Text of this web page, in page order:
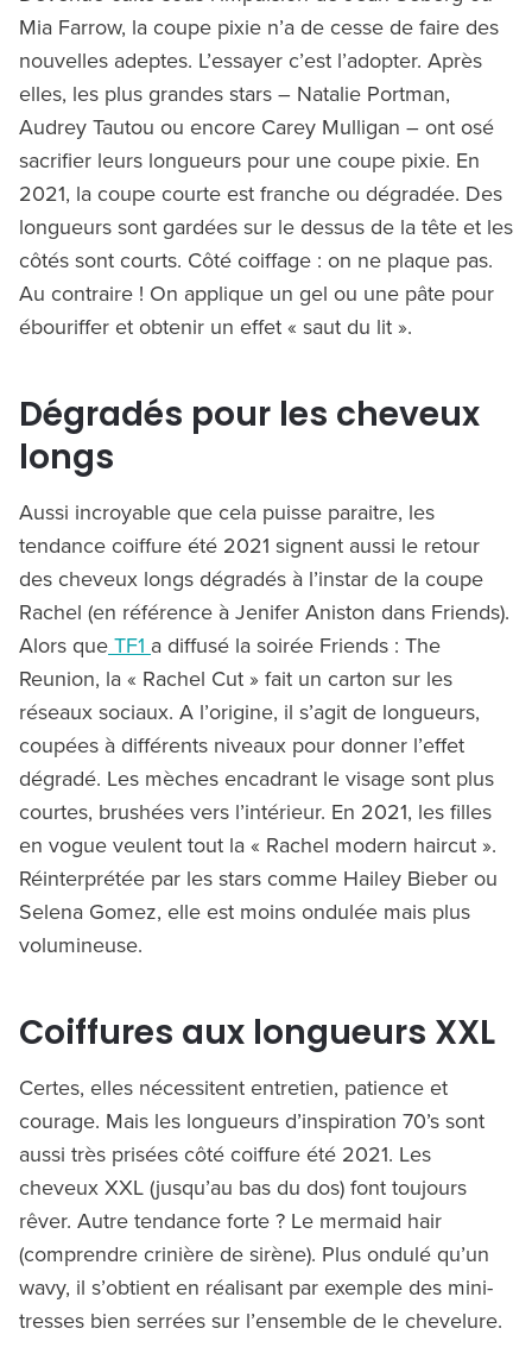
Mia Farrow, la coupe pixie n’a de cesse de faire des
nouvelles adeptes. L’essayer c’est l’adopter. Après
elles, les plus grandes stars – Natalie Portman,
Audrey Tautou ou encore Carey Mulligan – ont osé
sacrifier leurs longueurs pour une coupe pixie. En
2021, la coupe courte est franche ou dégradée. Des
longueurs sont gardées sur le dessus de la tête et les
côtés sont courts. Côté coiffage : on ne plaque pas.
Au contraire ! On applique un gel ou une pâte pour
ébouriffer et obtenir un effet « saut du lit ».
Dégradés pour les cheveux
longs
Aussi incroyable que cela puisse paraitre, les
tendance coiffure été 2021 signent aussi le retour
des cheveux longs dégradés à l’instar de la coupe
Rachel (en référence à Jenifer Aniston dans Friends).
Alors que TF1 a diffusé la soirée Friends : The
Reunion, la « Rachel Cut » fait un carton sur les
réseaux sociaux. A l’origine, il s’agit de longueurs,
coupées à différents niveaux pour donner l’effet
dégradé. Les mèches encadrant le visage sont plus
courtes, brushées vers l’intérieur. En 2021, les filles
en vogue veulent tout la « Rachel modern haircut ».
Réinterprétée par les stars comme Hailey Bieber ou
Selena Gomez, elle est moins ondulée mais plus
volumineuse.
Coiffures aux longueurs XXL
Certes, elles nécessitent entretien, patience et
courage. Mais les longueurs d’inspiration 70’s sont
aussi très prisées côté coiffure été 2021. Les
cheveux XXL (jusqu’au bas du dos) font toujours
rêver. Autre tendance forte ? Le mermaid hair
(comprendre crinière de sirène). Plus ondulé qu’un
wavy, il s’obtient en réalisant par exemple des mini-
tresses bien serrées sur l’ensemble de le chevelure.